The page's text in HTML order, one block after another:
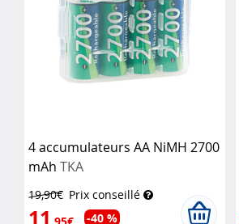
4 accumulateurs AA NiMH 2700
mAh TKA
19,90€ Prix conseillé
11 ,95€ -40 %